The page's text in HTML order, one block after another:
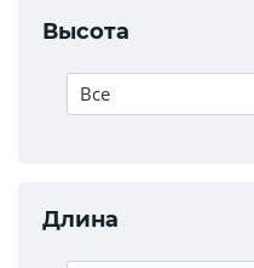
Высота
Все
Длина